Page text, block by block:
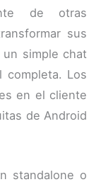
de otras
sus
simple chat
completa. Los
en el cliente
de Android
standalone o